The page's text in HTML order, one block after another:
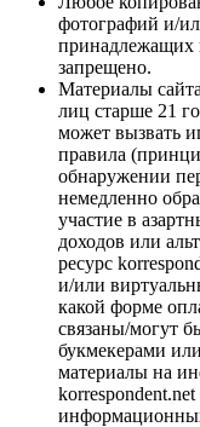
фотографий и/
принадлежащих
запрещено.
Материалы
лиц старше 21
может вызвать
правила
обнаружении
немедленно
участие в
доходов или
ресурс
и/или
какой форме
связаны/могут
букмекерами
материалы на